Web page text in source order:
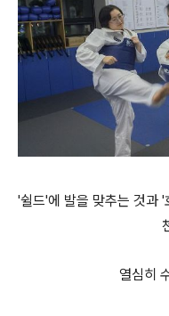
'쉴드'에 발을 맞추는 것과
열심히